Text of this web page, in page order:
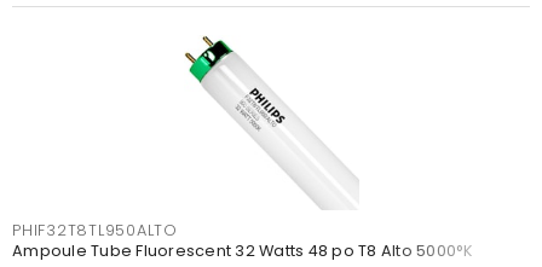
PHIF32T8TL950ALTO
Ampoule Tube Fluorescent 32 Watts 48 po T8 Alto 5000°K